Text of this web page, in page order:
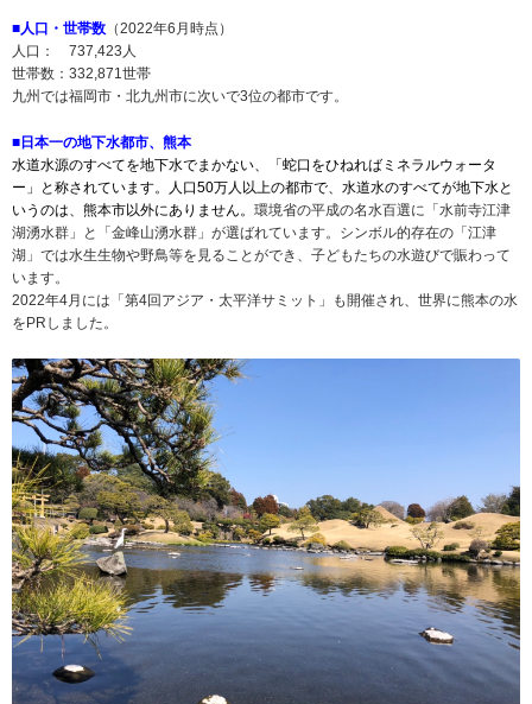
■人口・世帯数 （2022年6月時点）
人口： 737,423人
世帯数：332,871世帯
九州では福岡市・北九州市に次いで3位の都市です。
■日本一の地下水都市、熊本
水道水源のすべてを地下水でまかない、「蛇口をひねればミネラルウォータ
ー」と称されています。人口50万人以上の都市で、水道水のすべてが地下水と
いうのは、熊本市以外にありません。 環境省の平成の名水百選に「水前寺江津
湖湧水群」と「金峰山湧水群」が選ばれています。シンボル的存在の「江津
湖」では水生生物や野鳥等を見ることができ、子どもたちの水遊びで賑わって
います。
2022年4月には「第4回アジア・太平洋サミット」も開催され、世界に熊本の水
をPRしました。